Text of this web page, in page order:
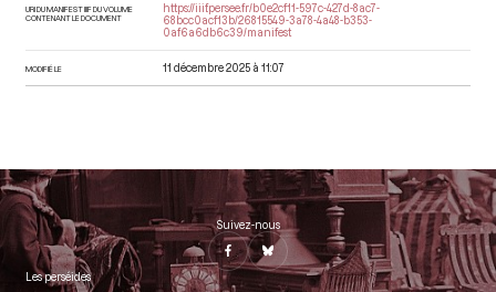
URI DU MANIFEST IIIF DU VOLUME
CONTENANT LE DOCUMENT
https://iiif.persee.fr/b0e2cf11-597c-427d-8ac7-
68bcc0acf13b/26815549-3a78-4a48-b353-
0af6a6db6c39/manifest
MODIFIÉ LE 11 décembre 2025 à 11:07
Suivez-nous
Les perséides